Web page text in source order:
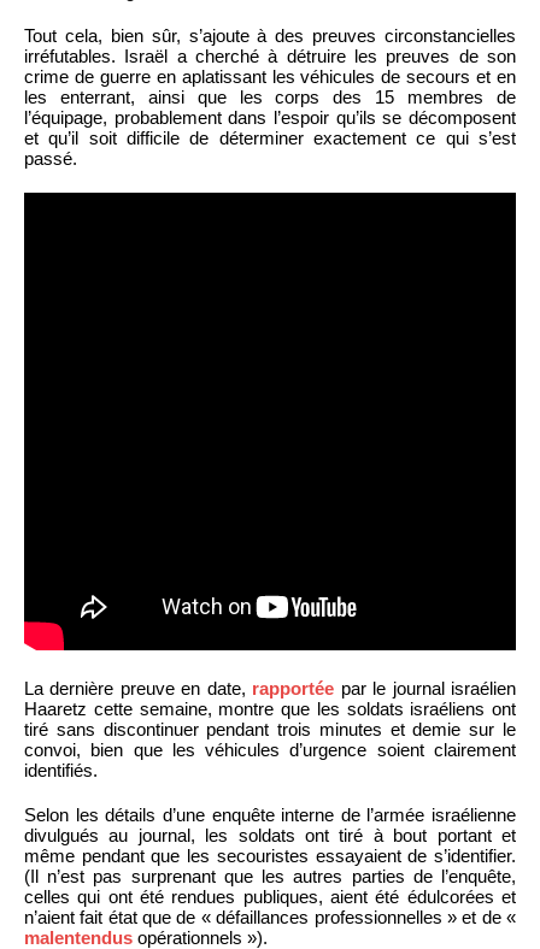
Tout cela, bien sûr, s’ajoute à des preuves circonstancielles
irréfutables. Israël a cherché à détruire les preuves de son
crime de guerre en aplatissant les véhicules de secours et en
les enterrant, ainsi que les corps des 15 membres de
l’équipage, probablement dans l’espoir qu’ils se décomposent
et qu’il soit difficile de déterminer exactement ce qui s’est
passé.
La dernière preuve en date, rapportée par le journal israélien
Haaretz cette semaine, montre que les soldats israéliens ont
tiré sans discontinuer pendant trois minutes et demie sur le
convoi, bien que les véhicules d’urgence soient clairement
identifiés.
Selon les détails d’une enquête interne de l’armée israélienne
divulgués au journal, les soldats ont tiré à bout portant et
même pendant que les secouristes essayaient de s’identifier.
(Il n’est pas surprenant que les autres parties de l’enquête,
celles qui ont été rendues publiques, aient été édulcorées et
n’aient fait état que de « défaillances professionnelles » et de «
malentendus opérationnels »).